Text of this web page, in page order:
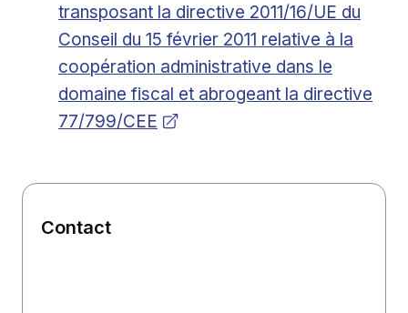
transposant la directive 2011/16/UE du
Conseil du 15 février 2011 relative à la
coopération administrative dans le
domaine fiscal et abrogeant la directive
77/799/CEE
Contact